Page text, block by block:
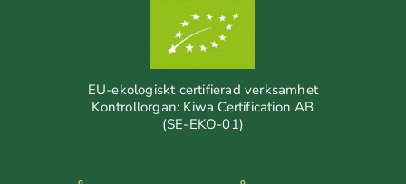
EU-ekologiskt certifierad verksamhet
Kontrollorgan: Kiwa Certification AB
(SE-EKO-01)